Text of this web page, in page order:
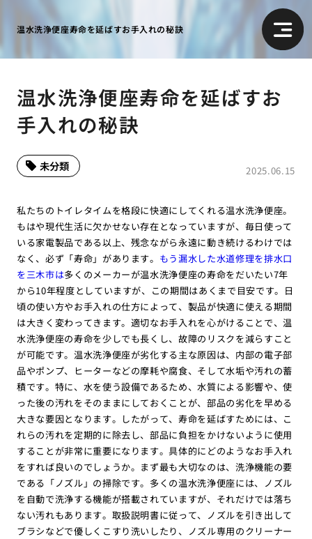
温水洗浄便座寿命を延ばすお手入れの秘訣
温水洗浄便座寿命を延ばすお
手入れの秘訣
2025.06.15
未分類
私たちのトイレタイムを格段に快適にしてくれる温水洗浄便座。
もはや現代生活に欠かせない存在となっていますが、毎日使って
いる家電製品である以上、残念ながら永遠に動き続けるわけでは
なく、必ず「寿命」があります。 もう漏水した水道修理を排水口
を三木市は多くのメーカーが温水洗浄便座の寿命をだいたい7年
から10年程度としていますが、この期間はあくまで目安です。日
頃の使い方やお手入れの仕方によって、製品が快適に使える期間
は大きく変わってきます。適切なお手入れを心がけることで、温
水洗浄便座の寿命を少しでも長くし、故障のリスクを減らすこと
が可能です。温水洗浄便座が劣化する主な原因は、内部の電子部
品やポンプ、ヒーターなどの摩耗や腐食、そして水垢や汚れの蓄
積です。特に、水を使う設備であるため、水質による影響や、使
った後の汚れをそのままにしておくことが、部品の劣化を早める
大きな要因となります。したがって、寿命を延ばすためには、こ
れらの汚れを定期的に除去し、部品に負担をかけないように使用
することが非常に重要になります。具体的にどのようなお手入れ
をすれば良いのでしょうか。まず最も大切なのは、洗浄機能の要
である「ノズル」の掃除です。多くの温水洗浄便座には、ノズル
を自動で洗浄する機能が搭載されていますが、それだけでは落ち
ない汚れもあります。取扱説明書に従って、ノズルを引き出して
ブラシなどで優しくこすり洗いしたり、ノズル専用のクリーナー